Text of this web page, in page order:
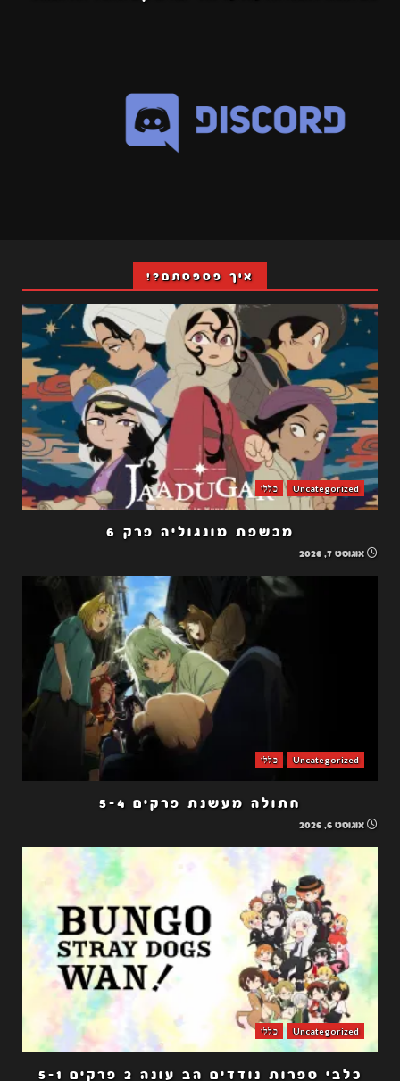
איך פספסתם?!
Uncategorized כללי
מכשפת מונגוליה פרק 6
אוגוסט 7, 2026
Uncategorized כללי
חתולה מעשנת פרקים 5-4
אוגוסט 6, 2026
Uncategorized כללי
כלבי ספרות נודדים הב עונה 2 פרקים 5-1